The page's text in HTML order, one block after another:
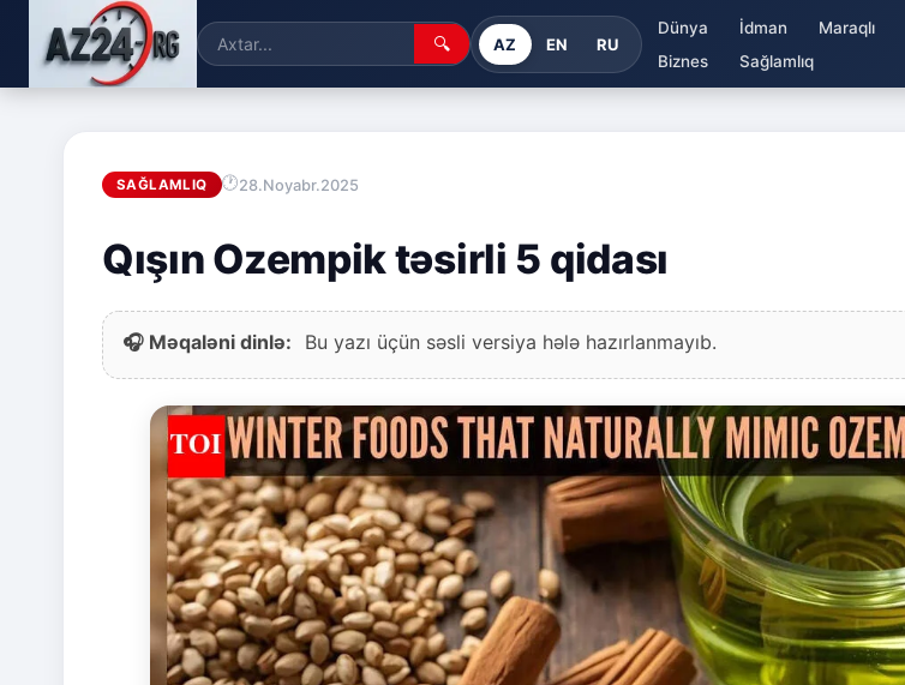
🔍 AZ EN RU
Dünya İdman Maraqlı
Biznes
Sağlamlıq
SAĞLAMLIQ 28.Noyabr.2025
Qışın Ozempik təsirli 5 qidası
🎧 Məqaləni dinlə: Bu yazı üçün səsli versiya hələ hazırlanmayıb.